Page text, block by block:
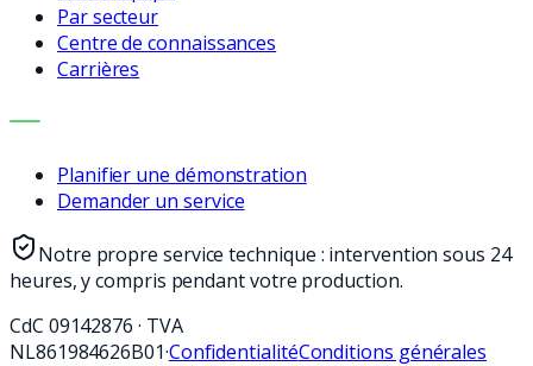
Par secteur
Centre de connaissances
Carrières
CONTACT
Planifier une démonstration
Demander un service
Notre propre service technique : intervention sous 24
heures, y compris pendant votre production.
CdC 09142876 · TVA
NL861984626B01·ConfidentialitéConditions générales